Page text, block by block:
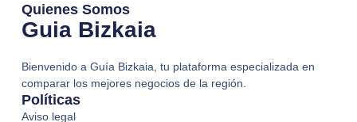
Quienes Somos
Guia Bizkaia
Bienvenido a Guía Bizkaia, tu plataforma especializada en
comparar los mejores negocios de la región.
Políticas
Aviso legal